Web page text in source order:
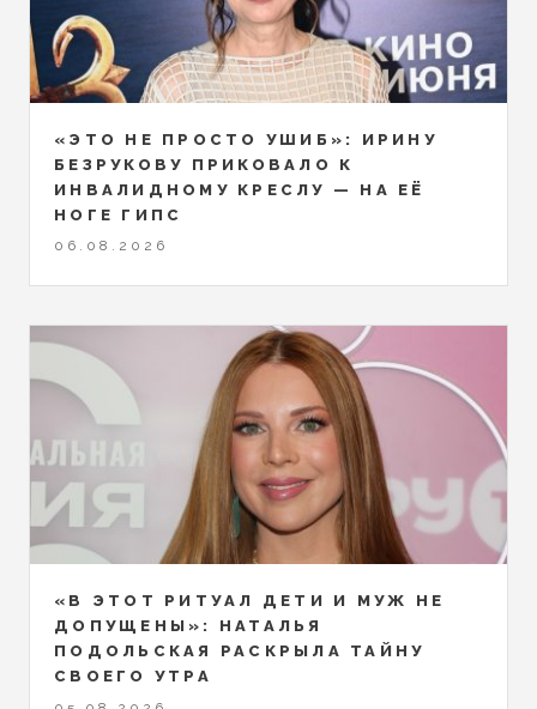
«ЭТО НЕ ПРОСТО УШИБ»: ИРИНУ
БЕЗРУКОВУ ПРИКОВАЛО К
ИНВАЛИДНОМУ КРЕСЛУ — НА ЕЁ
НОГЕ ГИПС
06.08.2026
«В ЭТОТ РИТУАЛ ДЕТИ И МУЖ НЕ
ДОПУЩЕНЫ»: НАТАЛЬЯ
ПОДОЛЬСКАЯ РАСКРЫЛА ТАЙНУ
СВОЕГО УТРА